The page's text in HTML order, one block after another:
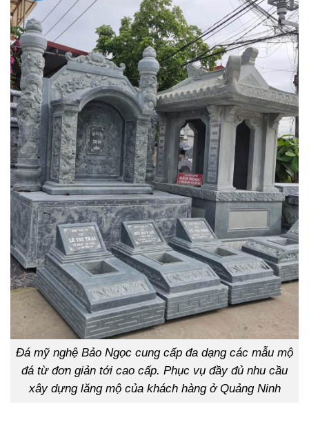
Đá mỹ nghệ Bảo Ngọc cung cấp đa dạng các mẫu mộ
đá từ đơn giản tới cao cấp. Phục vụ đầy đủ nhu cầu
xây dựng lăng mộ của khách hàng ở Quảng Ninh